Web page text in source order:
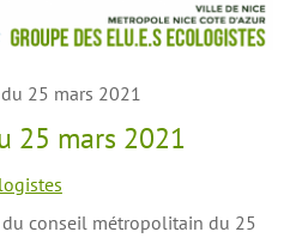
25 mars 2021
25 mars 2021
du conseil métropolitain du 25